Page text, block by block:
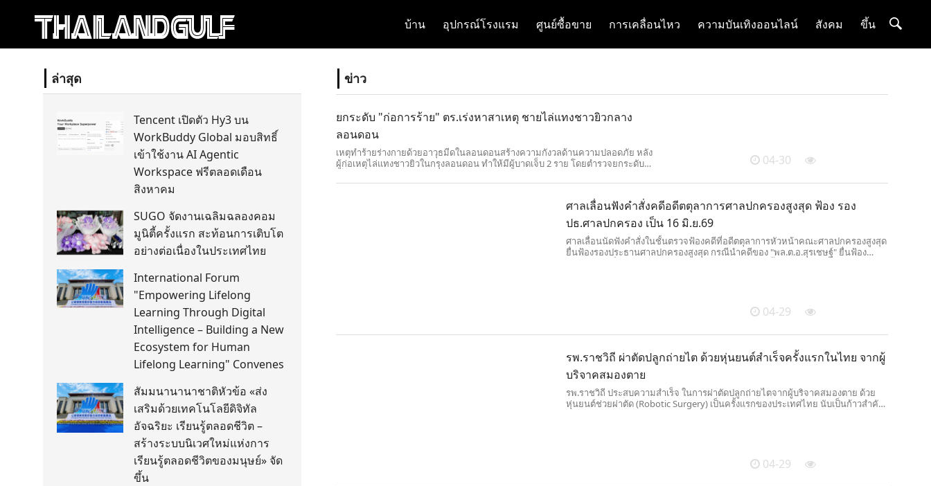
บ้าน อุปกรณ์โรงแรม ศูนย์ซื้อขาย การเคลื่อนไหว ความบันเทิงออนไลน์ สังคม ขึ้น
ล่าสุด
Tencent เปิดตัว Hy3 บน
WorkBuddy Global มอบสิทธิ์
เข้าใช้งาน AI Agentic
Workspace ฟรีตลอดเดือน
สิงหาคม
SUGO จัดงานเฉลิมฉลองคอม
มูนิตี้ครั้งแรก สะท้อนการเติบโต
อย่างต่อเนื่องในประเทศไทย
International Forum
"Empowering Lifelong
Learning Through Digital
Intelligence – Building a New
Ecosystem for Human
Lifelong Learning" Convenes
สัมมนานานาชาติหัวข้อ «ส่ง
เสริมด้วยเทคโนโลยีดิจิทัล
อัจฉริยะ เรียนรู้ตลอดชีวิต –
สร้างระบบนิเวศใหม่แห่งการ
เรียนรู้ตลอดชีวิตของมนุษย์» จัด
ขึ้น
ข่าว
ยกระดับ "ก่อการร้าย" ตร.เร่งหาสาเหตุ ชายไล่แทงชาวยิวกลาง
ลอนดอน
เหตุทำร้ายร่างกายด้วยอาวุธมีดในลอนดอนสร้างความกังวลด้านความปลอดภัย หลัง
ผู้ก่อเหตุไล่แทงชาวยิวในกรุงลอนดอน ทำให้มีผู้บาดเจ็บ 2 ราย โดยตำรวจยกระดับ
ความเกลียดชังที่เพิ่มขึ้น
04-30
ศาลเลื่อนฟังคำสั่งคดีอดีตตุลาการศาลปกครองสูงสุด ฟ้อง รอง
ปธ.ศาลปกครอง เป็น 16 มิ.ย.69
ศาลเลื่อนนัดฟังคำสั่งในชั้นตรวจฟ้องคดีที่อดีตตุลาการหัวหน้าคณะศาลปกครองสูงสุด
ยื่นฟ้องรองประธานศาลปกครองสูงสุด กรณีนำคดีของ "พล.ต.อ.สุรเชษฐ์" ยื่นฟ้อง
04-29
รพ.ราชวิถี ผ่าตัดปลูกถ่ายไต ด้วยหุ่นยนต์สำเร็จครั้งแรกในไทย จากผู้
บริจาคสมองตาย
รพ.ราชวิถี ประสบความสำเร็จ ในการผ่าตัดปลูกถ่ายไตจากผู้บริจาคสมองตาย ด้วย
หุ่นยนต์ช่วยผ่าตัด (Robotic Surgery) เป็นครั้งแรกของประเทศไทย นับเป็นก้าวสำคัญ
04-29